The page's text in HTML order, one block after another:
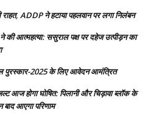
राहत, ADDP ने हटाया पहलवान पर लगा निलंबन
ने की आत्महत्या: ससुराल पक्ष पर दहेज उत्पीड़न का
पुरस्कार-2025 के लिए आवेदन आमंत्रित
आज होगा घोषित: पिलानी और चिड़ावा ब्लॉक के
बाद आएगा परिणाम